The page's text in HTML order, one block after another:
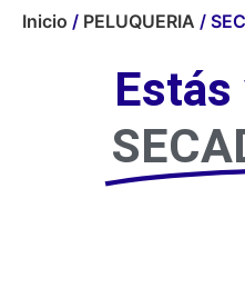
Inicio / PELUQUERIA /